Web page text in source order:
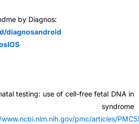
by Diagnos:
diagnosandroid
testing: use of cell-free fetal DNA in
syndrome
pmc/articles/